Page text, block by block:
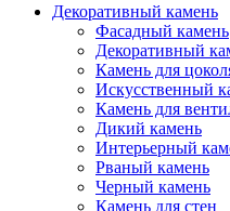
Декоративный камень
Фасадный камень
Декоративный
Камень для
Искусственный
Камень для
Дикий камень
Интерьерный
Рваный камень
Черный камень
Камень для стен